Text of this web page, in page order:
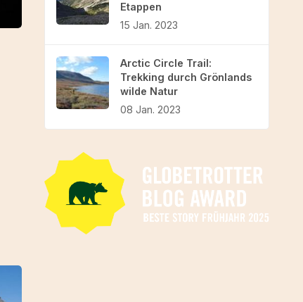
Etappen
15 Jan. 2023
Arctic Circle Trail:
Trekking durch Grönlands
wilde Natur
08 Jan. 2023